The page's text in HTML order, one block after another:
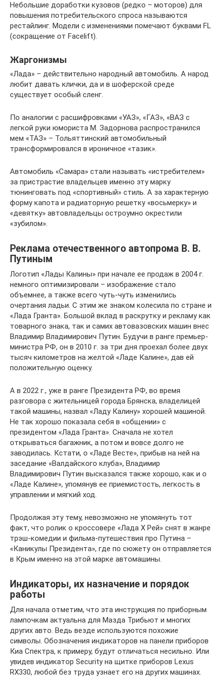
Небольшие доработки кузовов (редко – моторов) для
повышения потребительского спроса называются
рестайлинг. Модели с изменениями помечают буквами FL
(сокращение от Facelift).
Жаргонизмы
«Лада» – действительно народный автомобиль. А народ
любит давать клички, да и в шоферской среде
существует особый сленг.
По аналогии с расшифровками «УАЗ», «ГАЗ», «ВАЗ с
легкой руки юмориста М. Задорнова распространился
мем «ТАЗ» – Тольяттинский автомобильный
трансформировался в ироничное «тазик».
Автомобиль «Самара» стали называть «истребителем»
за пристрастие владельцев именно эту марку
тюнинговать под «спортивный» стиль. А за характерную
форму капота и радиаторную решетку «восьмерку» и
«девятку» автовладельцы остроумно окрестили
«зубилом».
Реклама отечественного автопрома В. В.
Путиным
Логотип «Лады Калины» при начале ее продаж в 2004 г.
немного оптимизировали – изображение стало
объемнее, а также всего чуть-чуть изменились
очертания ладьи. С этим же знаком колесила по стране и
«Лада Гранта». Большой вклад в раскрутку и рекламу как
товарного знака, так и самих автовазовских машин внес
Владимир Владимирович Путин. Будучи в ранге премьер-
министра РФ, он в 2010 г. за три дня проехал более двух
тысяч километров на желтой «Ладе Калине», дав ей
положительную оценку.
А в 2022 г., уже в ранге Президента РФ, во время
разговора с жительницей города Брянска, владелицей
такой машины, назвал «Ладу Калину» хорошей машиной.
Не так хорошо показала себя в «общении» с
президентом «Лада Гранта». Сначала не хотел
открываться багажник, а потом и вовсе долго не
заводилась. Кстати, о «Ладе Весте», прибыв на ней на
заседание «Валдайского клуба», Владимир
Владимирович Путин высказался также хорошо, как и о
«Ладе Калине», упомянув ее приемистость, легкость в
управлении и мягкий ход.
Продолжая эту тему, невозможно не упомянуть тот
факт, что ролик о кроссовере «Лада Х Рей» снят в жанре
трэш-комедии и фильма-путешествия про Путина –
«Каникулы Президента», где по сюжету он отправляется
в Крым именно на этой марке автомашины.
Индикаторы, их назначение и порядок
работы
Для начала отметим, что эта инструкция по приборным
лампочкам актуальна для Мазда Трибьют и многих
других авто. Ведь везде используются похожие
символы. Обозначения индикаторов на панели приборов
Киа Спектра, к примеру, будут отличаться несильно. Или
увидев индикатор Security на щитке приборов Lexus
RX330, любой без труда узнает его на других машинах.